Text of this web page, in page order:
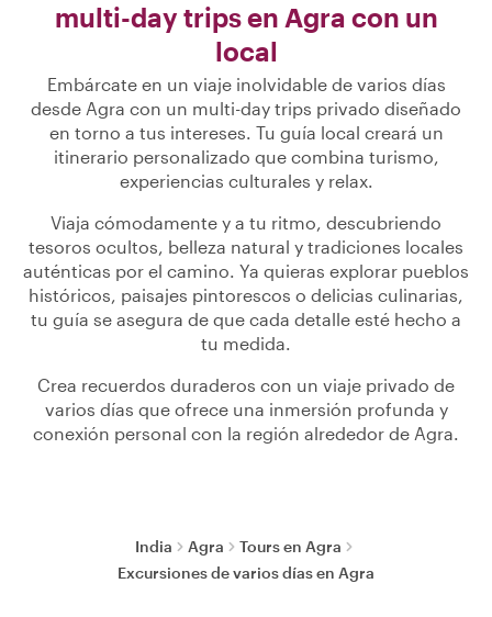
multi-day trips en Agra con un
local
Embárcate en un viaje inolvidable de varios días
desde Agra con un multi-day trips privado diseñado
en torno a tus intereses. Tu guía local creará un
itinerario personalizado que combina turismo,
experiencias culturales y relax.
Viaja cómodamente y a tu ritmo, descubriendo
tesoros ocultos, belleza natural y tradiciones locales
auténticas por el camino. Ya quieras explorar pueblos
históricos, paisajes pintorescos o delicias culinarias,
tu guía se asegura de que cada detalle esté hecho a
tu medida.
Crea recuerdos duraderos con un viaje privado de
varios días que ofrece una inmersión profunda y
conexión personal con la región alrededor de Agra.
India Agra
Tours en Agra
Excursiones de varios días en Agra